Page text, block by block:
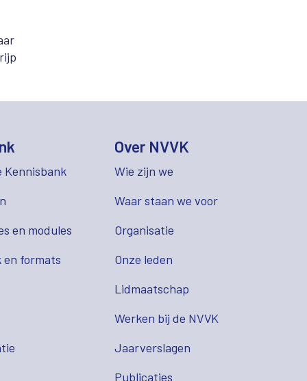
Kennisbank
en modules
en formats
Over NVVK
Wie zijn we
Waar staan we voor
Organisatie
Onze leden
Lidmaatschap
Werken bij de NVVK
Jaarverslagen
Publicaties